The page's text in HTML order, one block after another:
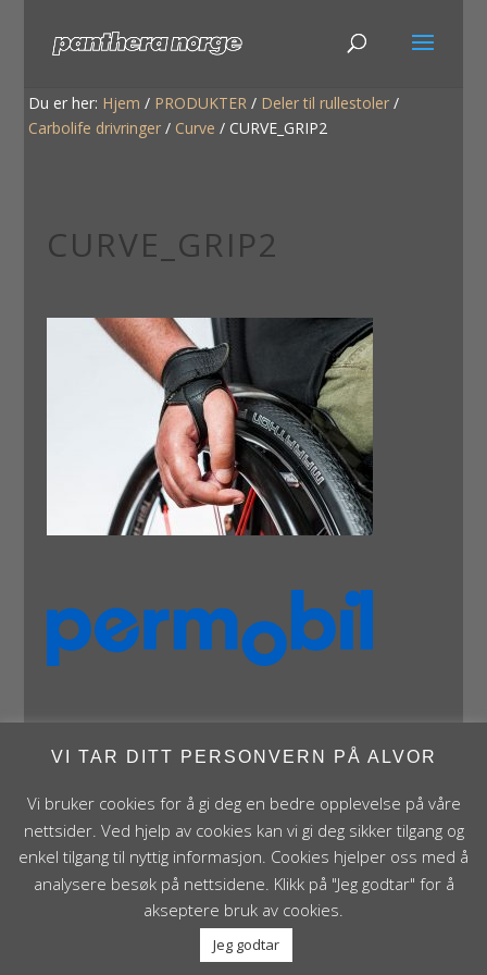
Du er her: Hjem / PRODUKTER / Deler til rullestoler /
Carbolife drivringer / Curve / CURVE_GRIP2
CURVE_GRIP2
Panthera Norge AS • Røykenveien 142A • NO - 1386
Asker • Norge • post@panthera.no • Tlf: 90 24 55 55 •
Org.nr. NO 995 824 841 MVA Foretaksregisteret
VI TAR DITT PERSONVERN PÅ ALVOR
Vi bruker cookies for å gi deg en bedre opplevelse på våre
nettsider. Ved hjelp av cookies kan vi gi deg sikker tilgang og
enkel tilgang til nyttig informasjon. Cookies hjelper oss med å
analysere besøk på nettsidene. Klikk på "Jeg godtar" for å
akseptere bruk av cookies.
Jeg godtar